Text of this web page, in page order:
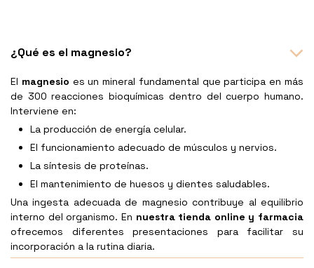
¿Qué es el magnesio?
El magnesio es un mineral fundamental que participa en más
de 300 reacciones bioquímicas dentro del cuerpo humano.
Interviene en:
La producción de energía celular.
El funcionamiento adecuado de músculos y nervios.
La síntesis de proteínas.
El mantenimiento de huesos y dientes saludables.
Una ingesta adecuada de magnesio contribuye al equilibrio
interno del organismo. En nuestra tienda online y farmacia
ofrecemos diferentes presentaciones para facilitar su
incorporación a la rutina diaria.